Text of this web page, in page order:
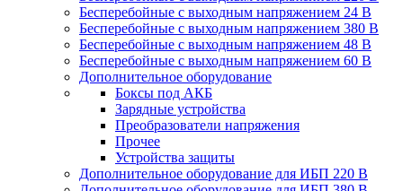
Бесперебойные с выходным напряжением 24 В
Бесперебойные с выходным напряжением 380 В
Бесперебойные с выходным напряжением 48 В
Бесперебойные с выходным напряжением 60 В
Дополнительное оборудование
Боксы под АКБ
Зарядные устройства
Преобразователи напряжения
Прочее
Устройства защиты
Дополнительное оборудование для ИБП 220 В